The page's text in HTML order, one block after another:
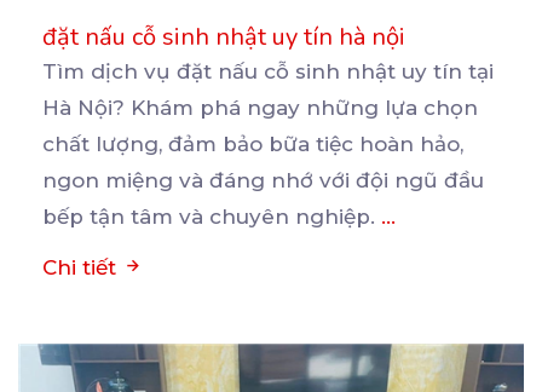
đặt nấu cỗ sinh nhật uy tín hà nội
Tìm dịch vụ đặt nấu cỗ sinh nhật uy tín tại
Hà Nội? Khám phá ngay những lựa chọn
chất lượng, đảm bảo bữa tiệc hoàn hảo,
ngon miệng và đáng nhớ với đội ngũ đầu
bếp tận tâm và chuyên nghiệp. ...
Chi tiết